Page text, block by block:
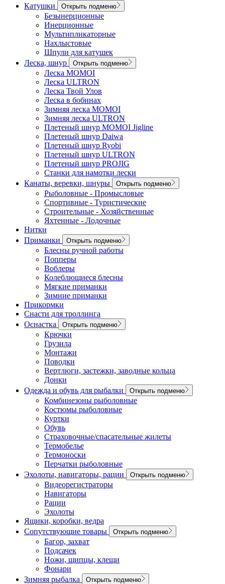
Катушки
Открыть подменю
Безынерционные
Инерционные
Мультипликаторные
Нахлыстовые
Шпули для катушек
Леска, шнур
Открыть подменю
Леска MOMOI
Леска ULTRON
Леска Твой Улов
Леска в бобинах
Зимняя леска MOMOI
Зимняя леска ULTRON
Плетеный шнур MOMOI Jigline
Плетеный шнур Daiwa
Плетеный шнур Ryobi
Плетеный шнур ULTRON
Плетеный шнур PROJIG
Станки для намотки лески
Канаты, веревки, шнуры
Открыть подменю
Рыболовные - Промысловые
Спортивные - Туристические
Строительные - Хозяйственные
Яхтенные - Лодочные
Нитки
Приманки
Открыть подменю
Блесны ручной работы
Попперы
Воблеры
Колеблющиеся блесны
Мягкие приманки
Зимние приманки
Прикормки
Снасти для троллинга
Оснастка
Открыть подменю
Крючки
Грузила
Монтажи
Поводки
Вертлюги, застежки, заводные кольца
Донки
Одежда и обувь для рыбалки
Открыть подменю
Комбинезоны рыболовные
Костюмы рыболовные
Куртки
Обувь
Страховочные/спасательные жилеты
Термобелье
Термоноски
Перчатки рыболовные
Эхолоты, навигаторы, рации
Открыть подменю
Видеорегистраторы
Навигаторы
Рации
Эхолоты
Ящики, коробки, ведра
Сопутствующие товары
Открыть подменю
Багор, захват
Подсачек
Ножи, щипцы, клещи
Фонари
Зимняя рыбалка
Открыть подменю